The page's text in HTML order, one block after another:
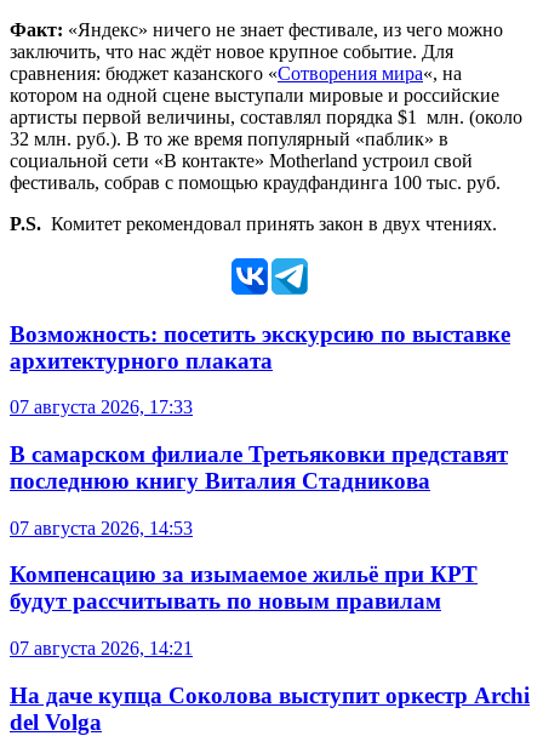
Факт: «Яндекс» ничего не знает фестивале, из чего можно
заключить, что нас ждёт новое крупное событие. Для
сравнения: бюджет казанского «Сотворения мира«, на
котором на одной сцене выступали мировые и российские
артисты первой величины, составлял порядка $1 млн. (около
32 млн. руб.). В то же время популярный «паблик» в
социальной сети «В контакте» Motherland устроил свой
фестиваль, собрав с помощью краудфандинга 100 тыс. руб.
P.S. Комитет рекомендовал принять закон в двух чтениях.
Возможность: посетить экскурсию по выставке
архитектурного плаката
07 августа 2026, 17:33
В самарском филиале Третьяковки представят
последнюю книгу Виталия Стадникова
07 августа 2026, 14:53
Компенсацию за изымаемое жильё при КРТ
будут рассчитывать по новым правилам
07 августа 2026, 14:21
На даче купца Соколова выступит оркестр Archi
del Volga